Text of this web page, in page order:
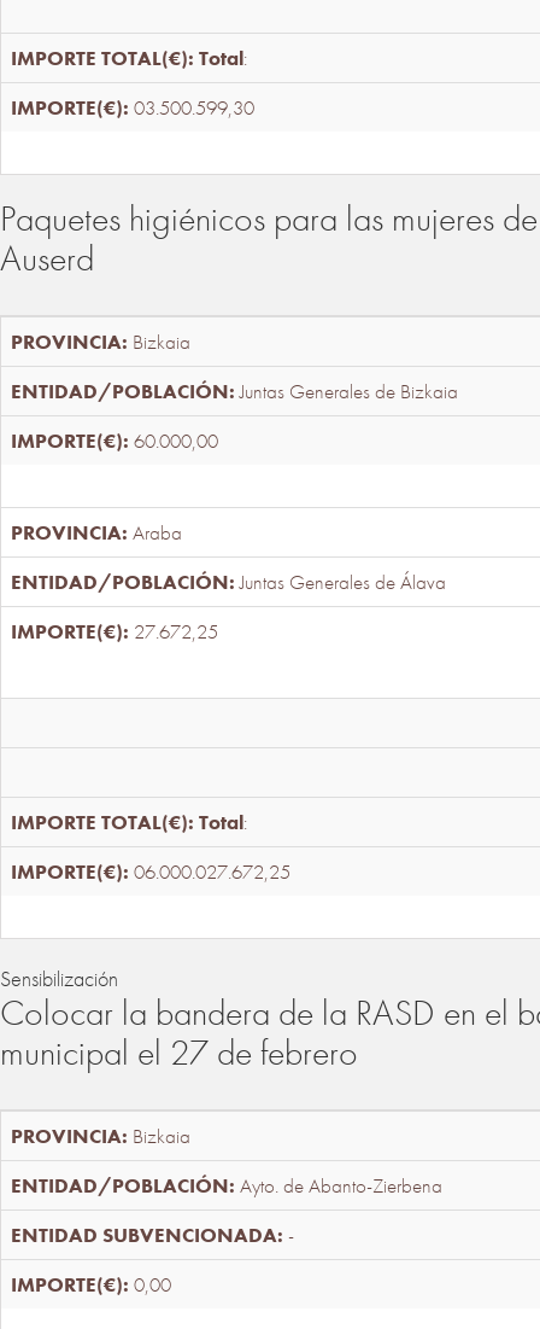
Total:
03.500.599,30
Paquetes higiénicos para las mujeres
Auserd
Bizkaia
Juntas Generales de Bizkaia
60.000,00
Araba
Juntas Generales de Álava
27.672,25
Total:
06.000.027.672,25
Sensibilización
Colocar la bandera de la RASD en el
municipal el 27 de febrero
Bizkaia
Ayto. de Abanto-Zierbena
-
0,00